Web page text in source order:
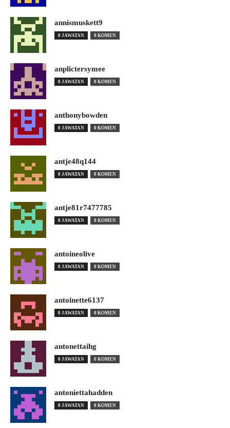
annismuskett9
0 JAWATAN 0 KOMEN
anplictersymee
0 JAWATAN 0 KOMEN
anthonybowden
0 JAWATAN 0 KOMEN
antje48q144
0 JAWATAN 0 KOMEN
antje81r7477785
0 JAWATAN 0 KOMEN
antoineolive
0 JAWATAN 0 KOMEN
antoinette6137
0 JAWATAN 0 KOMEN
antonettaihg
0 JAWATAN 0 KOMEN
antoniettahadden
0 JAWATAN 0 KOMEN